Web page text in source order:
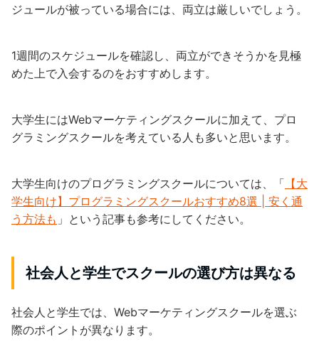
ジュールが被っている場合には、両立は厳しいでしょう。
1週間のスケジュールを確認し、両立ができそうかを見極
めた上で入会するのをおすすめします。
大学生にはWebマーケティングスクールに加えて、プロ
グラミングスクールを考えている人も多いと思います。
大学生向けのプログラミングスクールについては、「 【大
学生向け】プログラミングスクールおすすめ8選 | 安く通
う方法も 」という記事も参考にしてください。
社会人と学生でスクールの選び方は異なる
社会人と学生では、Webマーケティングスクールを選ぶ
際のポイントが異なります。